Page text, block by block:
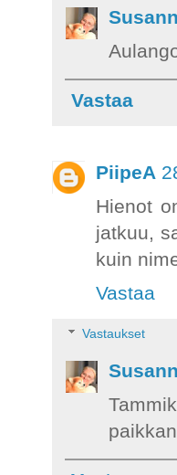
Vastaa
PiipeA
Hienot
jatkuu,
kuin
Vastaa
Vastaukset